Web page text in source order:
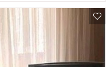
и мебелью.
Ціна: 100000